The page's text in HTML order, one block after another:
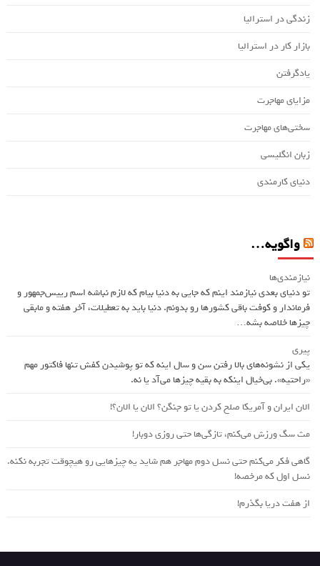
زندگی در استرالیا
بازار کار در استرالیا
یادگرفتن
مزایای مهاجرت
سختی‌های مهاجرت
زبان انگلیسی
دنیای کارمندی
واگویه…
نیازمندی‌ها
تو دنیای بعدی نیازمند اینم که جایی به دنیا بیام که لازم نباشه اسم ريیس‌جمهور و
فرماندار و کوفت باقی کشورها رو بدونم. دنیا باید به تعطیلات، آخر هفته و مابقی
چیزها خلاصه بشه…
پیری
یکی از نشونه‌های بالا رفتن سن و سال اینه که تو پوشیدن کفش تنها فاکتور مهم
«راحتیه». بی‌خیال اینکه به بقیه چیزها می‌آد یا نه.
الان ایران و آمریکا صلح کردن یا تو جنگن؟‌ الان یا الان؟!
مث سگ ورزش می‌کنم، تازگی‌ها حتی روزی دوبار!
گاهی فکر می‌کنم حتی نسل دوم مهاجر هم شاید یه چیزهایی رو هیچوقت تجربه نکنه.
نسل اول که مرخصه!
از هفت دریا بگذرم!